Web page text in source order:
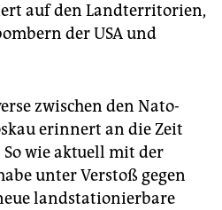
auf den Landterritorien,
der USA und
zwischen den Nato-
erinnert an die Zeit
So wie aktuell mit der
unter Verstoß gegen
landstationierbare